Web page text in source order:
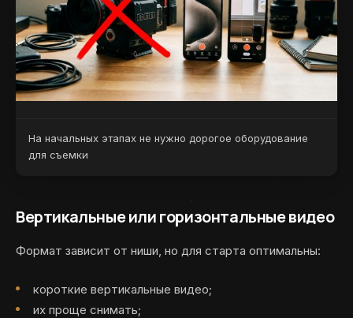
На начальных этапах не нужно дорогое оборудование
для съемки
Вертикальные или горизонтальные видео
Формат зависит от ниши, но для старта оптимальны:
короткие вертикальные видео;
их проще снимать;